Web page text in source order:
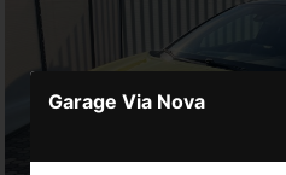
Garage Via Nova